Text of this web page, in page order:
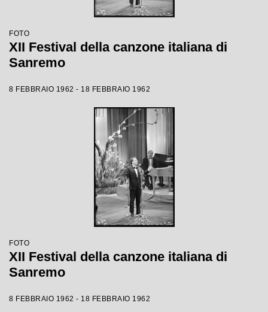
FOTO
XII Festival della canzone italiana di
Sanremo
8 FEBBRAIO 1962 - 18 FEBBRAIO 1962
FOTO
XII Festival della canzone italiana di
Sanremo
8 FEBBRAIO 1962 - 18 FEBBRAIO 1962